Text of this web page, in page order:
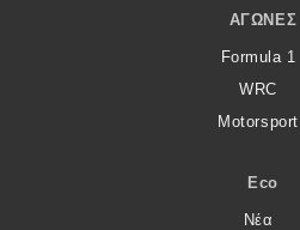
ΑΓΏΝΕΣ
Formula 1
WRC
Motorsport
Eco
Νέα